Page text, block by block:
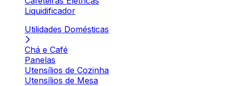
Liquidificador
Utilidades Domésticas
Chá e Café
Panelas
Utensílios de Cozinha
Utensílios de Mesa